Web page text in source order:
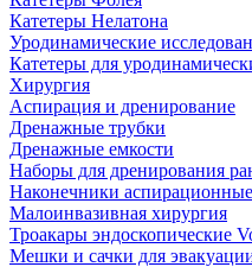
Катетеры Нелатона
Уродинамические
Катетеры для
Хирургия
Аспирация и дренирование
Дренажные трубки
Дренажные емкости
Наборы для дренирования
Наконечники
Малоинвазивная хирургия
Троакары эндоскопические
Мешки и сачки для